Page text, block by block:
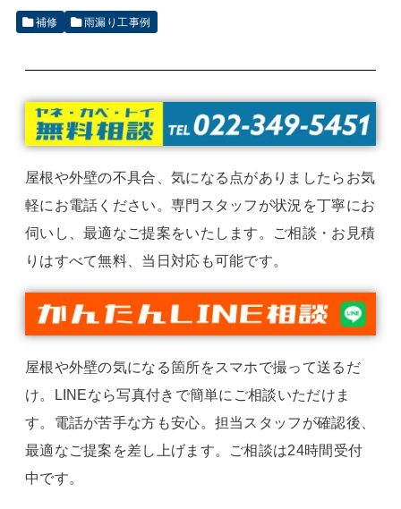
補修 雨漏り工事例
屋根や外壁の不具合、気になる点がありましたらお気
軽にお電話ください。専門スタッフが状況を丁寧にお
伺いし、最適なご提案をいたします。ご相談・お見積
りはすべて無料、当日対応も可能です。
屋根や外壁の気になる箇所をスマホで撮って送るだ
け。LINEなら写真付きで簡単にご相談いただけま
す。電話が苦手な方も安心。担当スタッフが確認後、
最適なご提案を差し上げます。ご相談は24時間受付
中です。